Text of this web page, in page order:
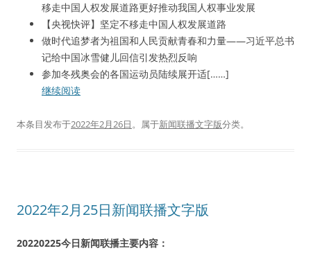
移走中国人权发展道路更好推动我国人权事业发展
【央视快评】坚定不移走中国人权发展道路
做时代追梦者为祖国和人民贡献青春和力量——习近平总书
记给中国冰雪健儿回信引发热烈反响
参加冬残奥会的各国运动员陆续展开适[……]
继续阅读
本条目发布于2022年2月26日。属于新闻联播文字版分类。
2022年2月25日新闻联播文字版
20220225今日新闻联播主要内容：